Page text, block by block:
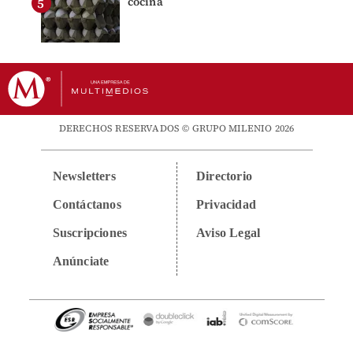
DERECHOS RESERVADOS © GRUPO MILENIO 2026
Newsletters
Contáctanos
Suscripciones
Anúnciate
Directorio
Privacidad
Aviso Legal